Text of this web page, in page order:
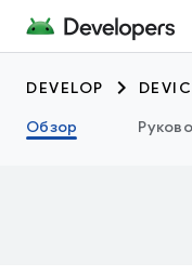
DEVELOP
Обзор